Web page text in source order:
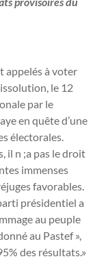
appelés à voter
le 12
par le
en quête d’une
électorales.
il n ;a pas le droit
immenses
favorables.
présidentiel a
au peuple
au Pastef »,
des résultats.»